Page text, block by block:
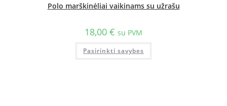
Polo marškinėliai vaikinams su užrašu
18,00 € su PVM
Pasirinkti savybes